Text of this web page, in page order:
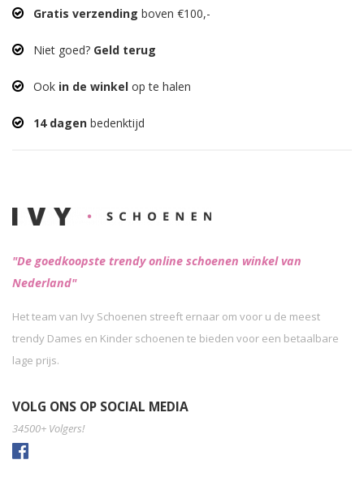
Gratis verzending boven €100,-
Niet goed? Geld terug
Ook in de winkel op te halen
14 dagen bedenktijd
"De goedkoopste trendy online schoenen winkel van
Nederland"
Het team van Ivy Schoenen streeft ernaar om voor u de meest
trendy Dames en Kinder schoenen te bieden voor een betaalbare
lage prijs.
VOLG ONS OP SOCIAL MEDIA
34500+ Volgers!